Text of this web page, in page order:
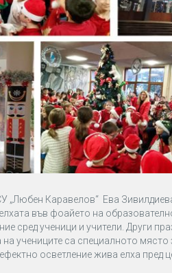
„Любен Каравелов“ Ева
във фоайето на
сред ученици и учители. Други
учениците са специалното
осветление жива елха пред